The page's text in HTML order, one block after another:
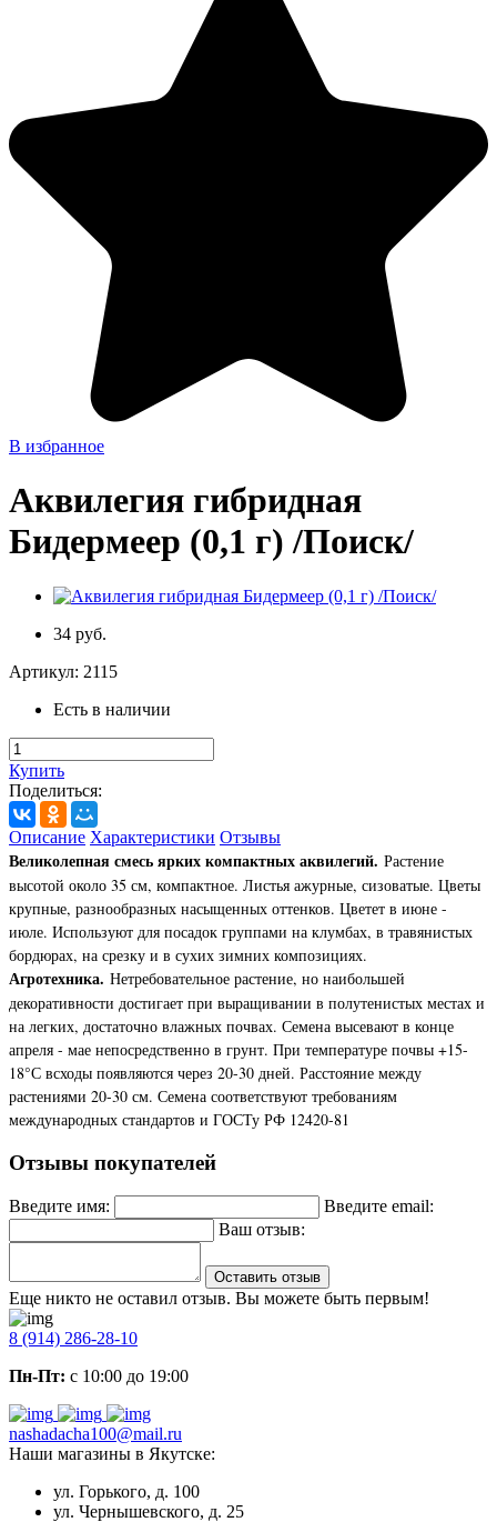
В избранное
Аквилегия гибридная
Бидермеер (0,1 г) /Поиск/
34 руб.
Артикул: 2115
Есть в наличии
Купить
Поделиться:
Описание Характеристики Отзывы
Великолепная смесь ярких компактных аквилегий. Растение
высотой около 35 см, компактное. Листья ажурные, сизоватые. Цветы
крупные, разнообразных насыщенных оттенков. Цветет в июне -
июле. Используют для посадок группами на клумбах, в травянистых
бордюрах, на срезку и в сухих зимних композициях.
Агротехника. Нетребовательное растение, но наибольшей
декоративности достигает при выращивании в полутенистых местах и
на легких, достаточно влажных почвах. Семена высевают в конце
апреля - мае непосредственно в грунт. При температуре почвы +15-
18°С всходы появляются через 20-30 дней. Расстояние между
растениями 20-30 см. Семена соответствуют требованиям
международных стандартов и ГОСТу РФ 12420-81
Отзывы покупателей
Введите имя:
Введите email:
Ваш отзыв:
Оставить отзыв
Еще никто не оставил отзыв. Вы можете быть первым!
8 (914) 286-28-10
Пн-Пт: с 10:00 до 19:00
nashadacha100@mail.ru
Наши магазины в Якутске:
ул. Горького, д. 100
ул. Чернышевского, д. 25